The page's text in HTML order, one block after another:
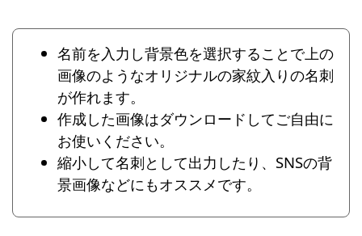
名前を入力し背景色を選択することで上の
画像のようなオリジナルの家紋入りの名刺
が作れます。
作成した画像はダウンロードしてご自由に
お使いください。
縮小して名刺として出力したり、SNSの背
景画像などにもオススメです。